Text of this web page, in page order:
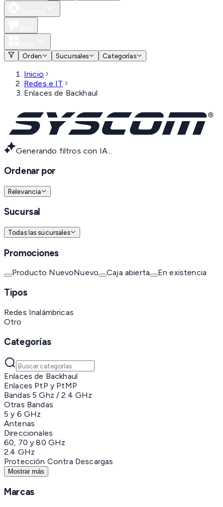
Orden
Sucursales Categorías
Inicio
Redes e IT
Enlaces de Backhaul
Generando filtros con IA...
Ordenar por
Relevancia
Sucursal
Todas las sucursales
Promociones
Producto NuevoNuevo Caja abierta En existencia
Tipos
Redes Inalámbricas
Otro
Categorías
Enlaces de Backhaul
Enlaces PtP y PtMP
Bandas 5 Ghz / 2.4 GHz
Otras Bandas
5 y 6 GHz
Antenas
Direccionales
60, 70 y 80 GHz
2.4 GHz
Protección Contra Descargas
Mostrar más
Marcas